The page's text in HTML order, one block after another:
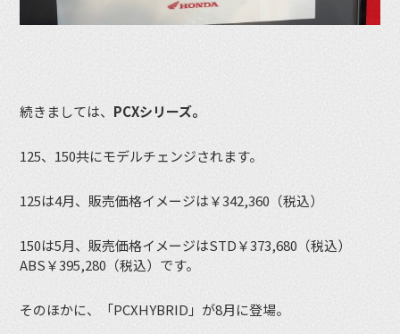
続きましては、 PCXシリーズ。
125、150共にモデルチェンジされます。
125は4月、販売価格イメージは￥342,360（税込）
150は5月、販売価格イメージはSTD￥373,680（税込）
ABS￥395,280（税込）です。
そのほかに、「PCXHYBRID」が8月に登場。